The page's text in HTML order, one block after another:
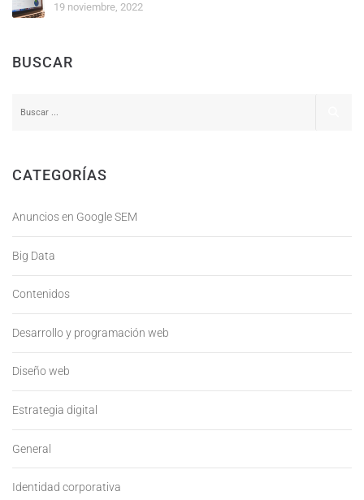
19 noviembre, 2022
BUSCAR
CATEGORÍAS
Anuncios en Google SEM
Big Data
Contenidos
Desarrollo y programación web
Diseño web
Estrategia digital
General
Identidad corporativa